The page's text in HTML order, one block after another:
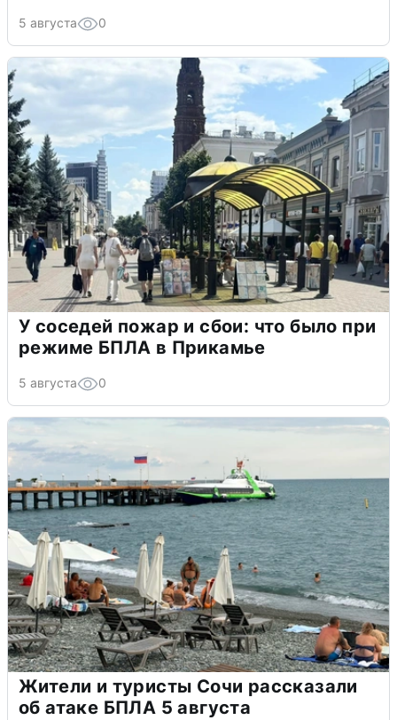
5 августа 0
У соседей пожар и сбои: что было при
режиме БПЛА в Прикамье
5 августа 0
Жители и туристы Сочи рассказали
об атаке БПЛА 5 августа